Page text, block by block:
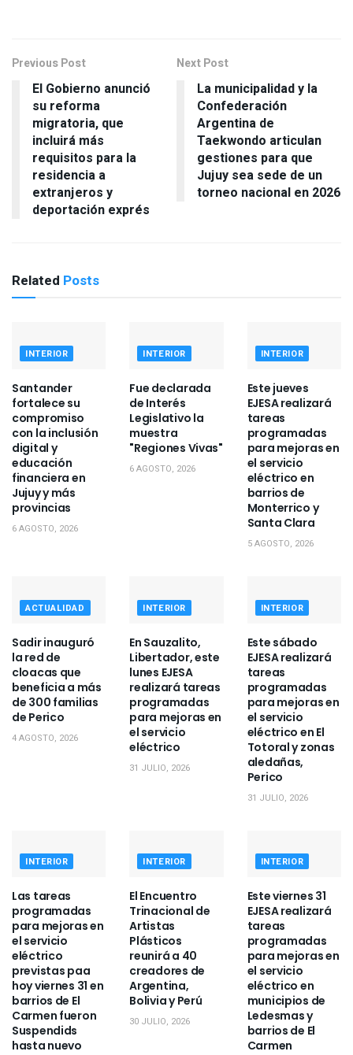
Previous Post
El Gobierno anunció
su reforma
migratoria, que
incluirá más
requisitos para la
residencia a
extranjeros y
deportación exprés
Next Post
La municipalidad y la
Confederación
Argentina de
Taekwondo articulan
gestiones para que
Jujuy sea sede de un
torneo nacional en 2026
Related Posts
INTERIOR
Santander
fortalece su
compromiso
con la inclusión
digital y
educación
financiera en
Jujuy y más
provincias
6 AGOSTO, 2026
INTERIOR
Fue declarada
de Interés
Legislativo la
muestra
"Regiones Vivas"
6 AGOSTO, 2026
INTERIOR
Este jueves
EJESA realizará
tareas
programadas
para mejoras en
el servicio
eléctrico en
barrios de
Monterrico y
Santa Clara
5 AGOSTO, 2026
ACTUALIDAD
Sadir inauguró
la red de
cloacas que
beneficia a más
de 300 familias
de Perico
4 AGOSTO, 2026
INTERIOR
En Sauzalito,
Libertador, este
lunes EJESA
realizará tareas
programadas
para mejoras en
el servicio
eléctrico
31 JULIO, 2026
INTERIOR
Este sábado
EJESA realizará
tareas
programadas
para mejoras en
el servicio
eléctrico en El
Totoral y zonas
aledañas,
Perico
31 JULIO, 2026
INTERIOR
Las tareas
programadas
para mejoras en
el servicio
eléctrico
previstas paa
hoy viernes 31 en
barrios de El
Carmen fueron
Suspendids
hasta nuevo
INTERIOR
El Encuentro
Trinacional de
Artistas
Plásticos
reunirá a 40
creadores de
Argentina,
Bolivia y Perú
30 JULIO, 2026
INTERIOR
Este viernes 31
EJESA realizará
tareas
programadas
para mejoras en
el servicio
eléctrico en
municipios de
Ledesmas y
barrios de El
Carmen